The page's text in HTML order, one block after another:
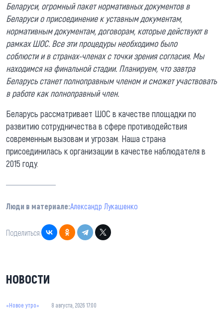
Беларуси, огромный пакет нормативных документов в
Беларуси о присоединение куставным документам,
нормативным документам,договорам, которые действуют в
рамках ШОС. Все эти процедурынеобходимобыло
соблюстии в странах-членах с точки зрения согласия. Мы
находимся на финальнойстадии. Планируем, что завтра
Беларусь станет полноправным членом и сможет участвовать
в работе как полноправный член.
Беларусь рассматривает ШОС в качестве площадки по
развитию сотрудничества в сфере противодействия
современным вызовам и угрозам. Наша страна
присоединилась к организации в качестве наблюдателя в
2015 году.
Люди в материале:Александр Лукашенко
Поделиться:
НОВОСТИ
«Новое утро» 8 августа, 2026 17:00